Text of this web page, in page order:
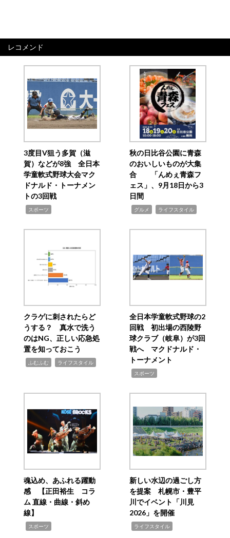
レコメンド
3度目V狙う多賀（滋
賀）などが8強 全日本
学童軟式野球大会マク
ドナルド・トーナメン
トの3回戦
スポーツ
秋の日比谷公園に青森
のおいしいものが大集
合 「んめぇ青森フ
ェス」、9月18日から3
日間
グルメ ライフスタイル
クラゲに刺されたらど
うする？ 真水で洗う
のはNG、正しい応急処
置を知っておこう
ふむふむ ライフスタイル
全日本学童軟式野球の2
回戦 初出場の西陵野
球クラブ（岐阜）が3回
戦へ マクドナルド・
トーナメント
スポーツ
魂込め、あふれる躍動
感 【正田裕生 コラ
ム 直線・曲線・斜め
線】
スポーツ
新しい水辺の過ごし方
を提案 札幌市・豊平
川でイベント「川見
2026」を開催
ライフスタイル